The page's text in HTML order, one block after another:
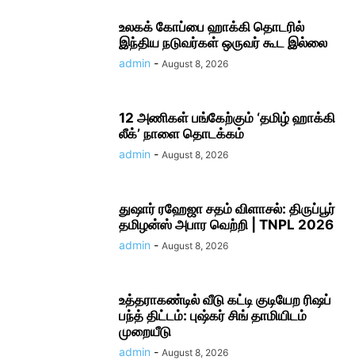
உலகக் கோப்பை ஹாக்கி தொடரில்
இந்திய நடுவர்கள் ஒருவர் கூட இல்லை
admin - August 8, 2026
12 அணிகள் பங்கேற்கும் ‘தமிழ் ஹாக்கி
லீக்’ நாளை தொடக்கம்
admin - August 8, 2026
துஷார் ரஹேஜா சதம் விளாசல்: திருப்பூர்
தமிழன்ஸ் அபார வெற்றி | TNPL 2026
admin - August 8, 2026
உத்தராகண்டில் வீடு கட்டி குடியேற ரிஷப்
பந்த் திட்டம்: புஷ்கர் சிங் தாமியிடம்
முறையீடு
admin - August 8, 2026